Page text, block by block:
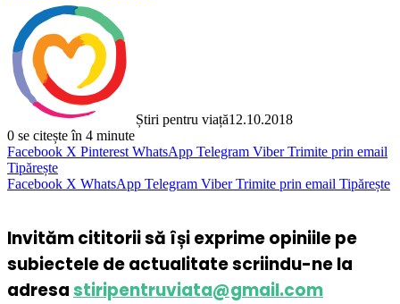
Știri pentru viață12.10.2018
0 se citește în 4 minute
Facebook X Pinterest WhatsApp Telegram Viber Trimite prin email
Tipărește
Facebook X WhatsApp Telegram Viber Trimite prin email Tipărește
Invităm cititorii să își exprime opiniile pe
subiectele de actualitate scriindu-ne la
adresastiripentruviata@gmail.com